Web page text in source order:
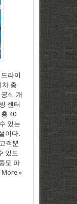
라이
차 충
식 개
센터
40
있는
이다.
객뿐
있도
도 파
More »